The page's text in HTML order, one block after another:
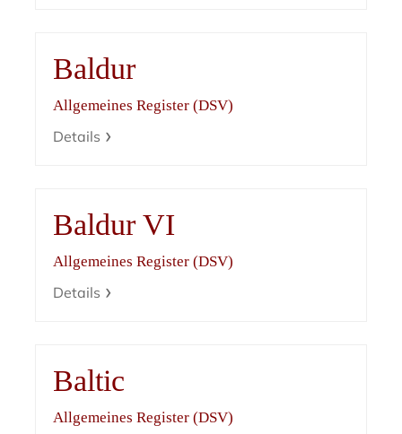
Baldur
Allgemeines Register (DSV)
Details
Baldur VI
Allgemeines Register (DSV)
Details
Baltic
Allgemeines Register (DSV)